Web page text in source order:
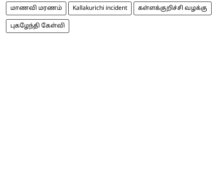
மாணவி மரணம் Kallakurichi incident கள்ளக்குறிச்சி வழக்கு
புகழேந்தி கேள்வி